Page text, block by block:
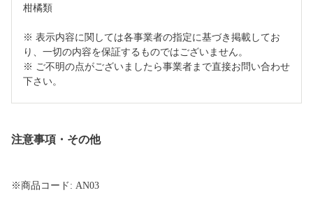
柑橘類
※ 表示内容に関しては各事業者の指定に基づき掲載してお
り、一切の内容を保証するものではございません。
※ ご不明の点がございましたら事業者まで直接お問い合わせ
下さい。
注意事項・その他
※商品コード: AN03